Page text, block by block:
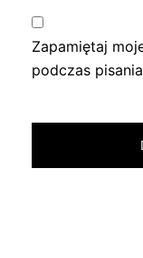
Zapamiętaj
podczas